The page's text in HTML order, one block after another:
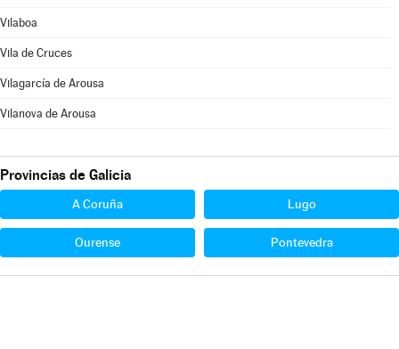
Vilaboa
Vila de Cruces
Vilagarcía de Arousa
Vilanova de Arousa
Provincias de Galicia
A Coruña Lugo
Ourense Pontevedra